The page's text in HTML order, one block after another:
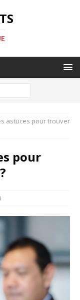
astuces pour trouver
pour